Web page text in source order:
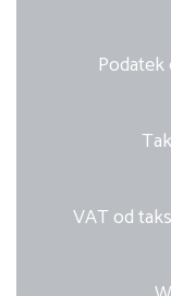
VAT od